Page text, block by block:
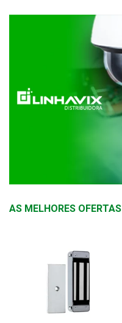
AS MELHORES OFERTAS